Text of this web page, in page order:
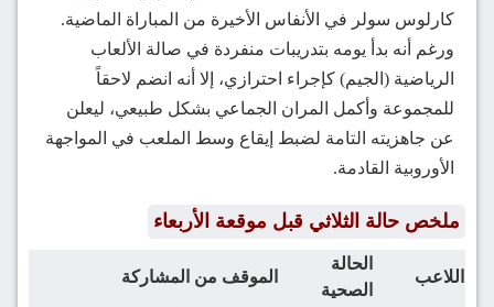
كارلوس سولر في الأنفاس الأخيرة من المباراة الماضية.
ورغم أنه بدأ يومه بتدريبات منفردة في صالة الألعاب
الرياضية (الجيم) كإجراء احترازي، إلا أنه انضم لاحقاً
للمجموعة وأكمل المران الجماعي بشكل طبيعي، ليعلن
عن جاهزيته التامة لضبط إيقاع وسط الملعب في المواجهة
الأوروبية القادمة.
ملخص حالة الثلاثي قبل موقعة الأربعاء
اللاعب
الحالة
الصحية
الموقف من المشاركة